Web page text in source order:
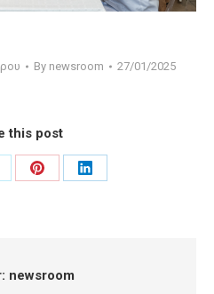
By newsroom 27/01/2025
this post
Share
Share
newsroom